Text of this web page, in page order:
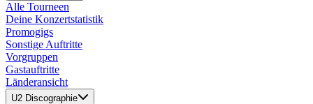
Alle Tourneen
Deine Konzertstatistik
Promogigs
Sonstige Auftritte
Vorgruppen
Gastauftritte
Länderansicht
U2 Discographie